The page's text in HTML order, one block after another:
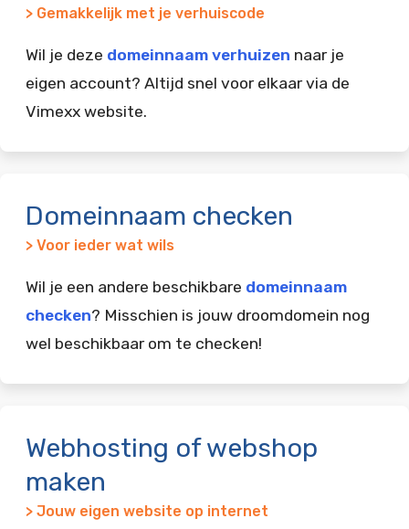
> Gemakkelijk met je verhuiscode
Wil je deze domeinnaam verhuizen naar je
eigen account? Altijd snel voor elkaar via de
Vimexx website.
Domeinnaam checken
> Voor ieder wat wils
Wil je een andere beschikbare domeinnaam
checken? Misschien is jouw droomdomein nog
wel beschikbaar om te checken!
Webhosting of webshop
maken
> Jouw eigen website op internet